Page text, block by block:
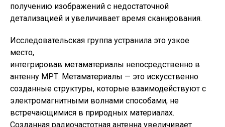
получению изображений с недостаточной
детализацией и увеличивает время сканирования.
Исследовательская группа устранила это узкое
место,
интегрировав метаматериалы непосредственно в
антенну МРТ. Метаматериалы — это искусственно
созданные структуры, которые взаимодействуют с
электромагнитными волнами способами, не
встречающимися в природных материалах.
Созданная радиочастотная антенна увеличивает